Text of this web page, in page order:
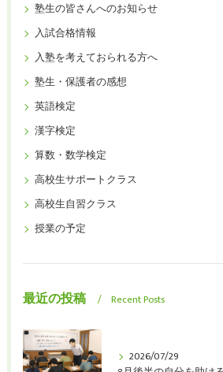
塾生の皆さんへのお知らせ
入試合格情報
入塾を考えておられる方へ
塾生・保護者の感想
英語検定
漢字検定
算数・数学検定
高校生サポートクラス
高校生自習クラス
授業の予定
最近の投稿 Recent Posts
2026/07/29